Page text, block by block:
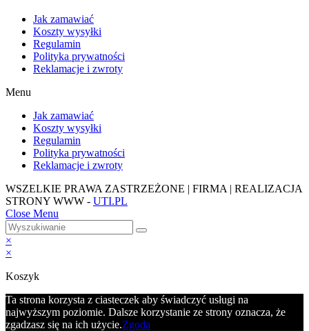
Jak zamawiać
Koszty wysyłki
Regulamin
Polityka prywatności
Reklamacje i zwroty
Menu
Jak zamawiać
Koszty wysyłki
Regulamin
Polityka prywatności
Reklamacje i zwroty
WSZELKIE PRAWA ZASTRZEŻONE | FIRMA | REALIZACJA
STRONY WWW - UTI.PL
Close Menu
×
×
Koszyk
Ta strona korzysta z ciasteczek aby świadczyć usługi na
najwyższym poziomie. Dalsze korzystanie ze strony oznacza, że
zgadzasz się na ich użycie.Zgoda